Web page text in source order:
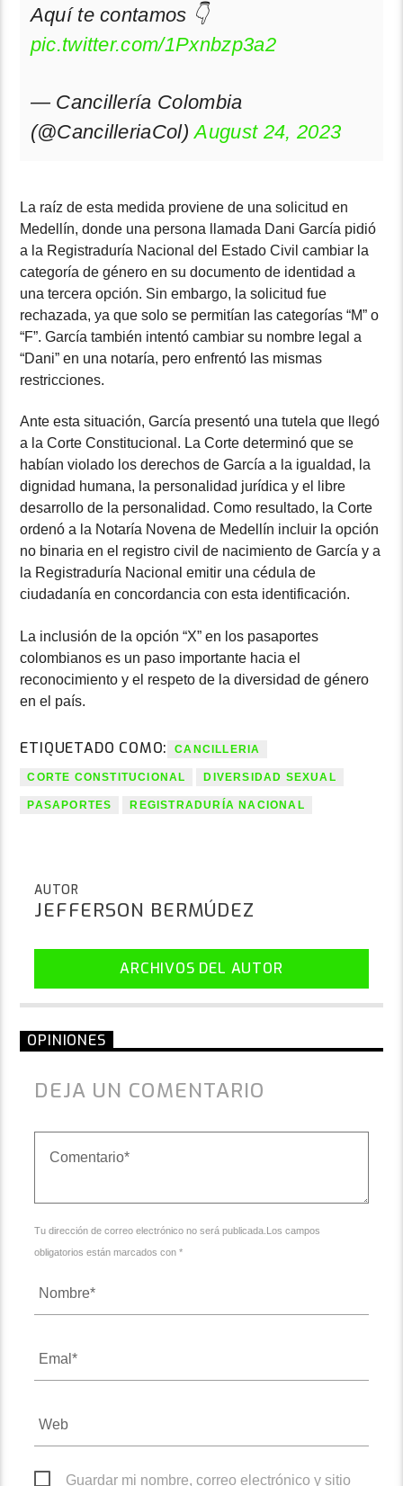
Aquí te contamos 👇
pic.twitter.com/1Pxnbzp3a2
— Cancillería Colombia
(@CancilleriaCol)August 24, 2023
La raíz de esta medida proviene de una solicitud en
Medellín, donde una persona llamada Dani García pidió
a la Registraduría Nacional del Estado Civil cambiar la
categoría de género en su documento de identidad a
una tercera opción. Sin embargo, la solicitud fue
rechazada, ya que solo se permitían las categorías “M” o
“F”. García también intentó cambiar su nombre legal a
“Dani” en una notaría, pero enfrentó las mismas
restricciones.
Ante esta situación, García presentó una tutela que llegó
a la Corte Constitucional. La Corte determinó que se
habían violado los derechos de García a la igualdad, la
dignidad humana, la personalidad jurídica y el libre
desarrollo de la personalidad. Como resultado, la Corte
ordenó a la Notaría Novena de Medellín incluir la opción
no binaria en el registro civil de nacimiento de García y a
la Registraduría Nacional emitir una cédula de
ciudadanía en concordancia con esta identificación.
La inclusión de la opción “X” en los pasaportes
colombianos es un paso importante hacia el
reconocimiento y el respeto de la diversidad de género
en el país.
ETIQUETADO COMO: CANCILLERIA
CORTE CONSTITUCIONAL DIVERSIDAD SEXUAL
PASAPORTES REGISTRADURÍA NACIONAL
AUTOR
JEFFERSON BERMÚDEZ
ARCHIVOS DEL AUTOR
OPINIONES
DEJA UN COMENTARIO
Tu dirección de correo electrónico no será publicada.Los campos
obligatorios están marcados con *
Guardar mi nombre, correo electrónico y sitio